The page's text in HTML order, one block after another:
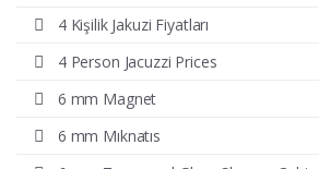
4 Kişilik Jakuzi Fiyatları
4 Person Jacuzzi Prices
6 mm Magnet
6 mm Mıknatıs